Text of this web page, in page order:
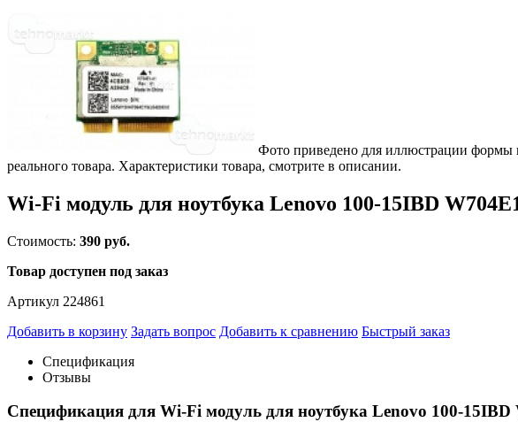
Фото приведено для иллюстрации формы
реального товара. Характеристики товара, смотрите в описании.
Wi-Fi модуль для ноутбука Lenovo 100-15IBD
Стоимость: 390 руб.
Товар доступен под заказ
Артикул 224861
Добавить в корзину Задать вопрос Добавить к сравнению Быстрый заказ
Спецификация
Отзывы
Спецификация для Wi-Fi модуль для ноутбука Lenovo 100-15IBD